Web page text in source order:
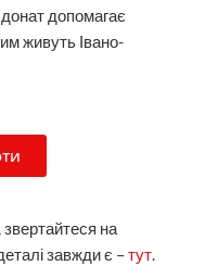
допомагає
живуть Івано-
на
завжди є –тут.